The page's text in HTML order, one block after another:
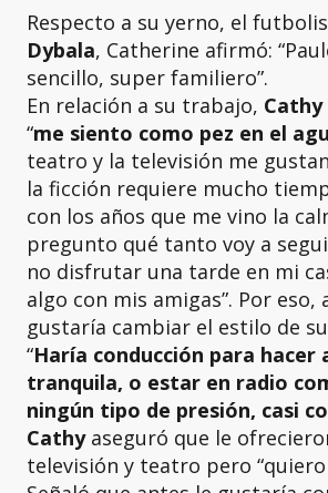
Respecto a su yerno, el
Dybala, Catherine afirmó:
sencillo, super familiero”.
En relación a su trabajo, Cathy
“me siento como pez en el
teatro y la televisión me
la ficción requiere mucho
con los años que me vino la
pregunto qué tanto voy a
no disfrutar una tarde en mi
algo con mis amigas”. Por eso,
gustaría cambiar el estilo de
“Haría conducción para hacer
tranquila, o estar en radio
ningún tipo de presión, casi
Cathyaseguró que le
televisión y teatro pero “quiero